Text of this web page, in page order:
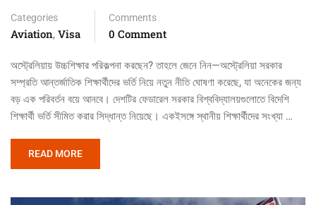
Categories
Aviation, Visa
Comments
0 Comment
অস্ট্রেলিয়ায় উচ্চশিক্ষার পরিকল্পনা করছেন? তাহলে জেনে নিন—অস্ট্রেলিয়া সরকার
সম্প্রতি আন্তর্জাতিক শিক্ষার্থীদের ভর্তি নিয়ে নতুন নীতি ঘোষণা করেছে, যা অনেকের জন্য
বড় এক পরিবর্তন বয়ে আনবে। দেশটির ফেডারেল সরকার বিশ্ববিদ্যালয়গুলোতে বিদেশি
শিক্ষার্থী ভর্তি সীমিত করার সিদ্ধান্ত নিয়েছে। একইসঙ্গে স্থানীয় শিক্ষার্থীদের সংখ্যা …
READ MORE